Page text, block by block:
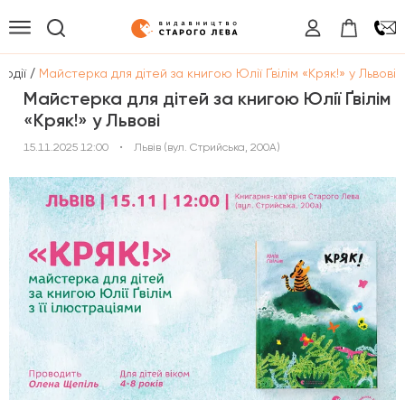
/ Майстерка для дітей за книгою Юлії Ґвілім «Кряк!» у Львові
Майстерка для дітей за книгою Юлії Ґвілім
«Кряк!» у Львові
15.11.2025 12:00 • Львів (вул. Стрийська, 200А)